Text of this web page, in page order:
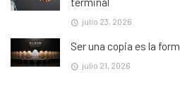
julio 23, 2026
Ser una copia es la
julio 21, 2026